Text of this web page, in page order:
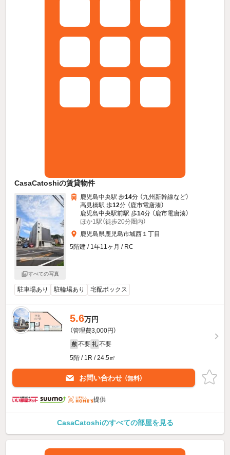
CasaCatoshiの賃貸物件
すべての写真
鹿児島中央駅 歩14分 （九州新幹線など）
高見橋駅 歩12分 （鹿市電唐湊）
鹿児島中央駅前駅 歩14分 （鹿市電唐湊）
ほか1駅（徒歩20分圏内）
鹿児島県鹿児島市城西１丁目
5階建 / 1年11ヶ月 / RC
駐車場あり 駐輪場あり 宅配ボックス
5.6万円
（管理費3,000円）
敷 不要 礼 不要
5階 / 1R / 24.5㎡
お問い合わせ （無料）
提供
CasaCatoshiのすべての部屋を見る